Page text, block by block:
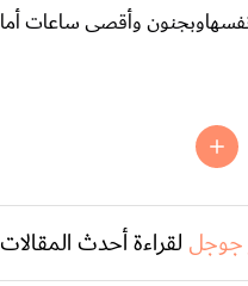
جوجل لقراءة أحدث المقالات